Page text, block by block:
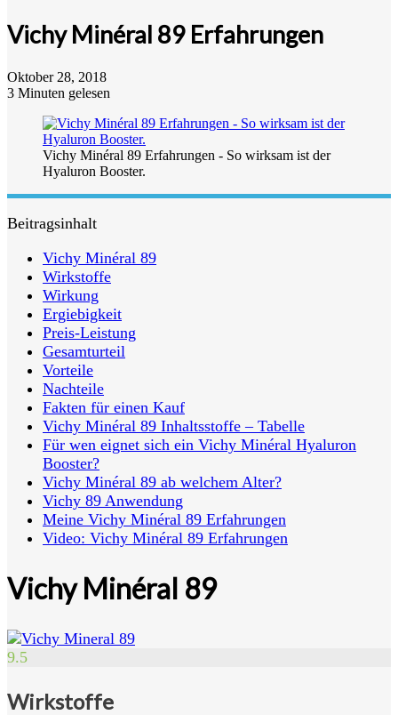
Vichy Minéral 89 Erfahrungen
Oktober 28, 2018
3 Minuten gelesen
Vichy Minéral 89 Erfahrungen - So wirksam ist der
Hyaluron Booster.
Beitragsinhalt
Vichy Minéral 89
Wirkstoffe
Wirkung
Ergiebigkeit
Preis-Leistung
Gesamturteil
Vorteile
Nachteile
Fakten für einen Kauf
Vichy Minéral 89 Inhaltsstoffe – Tabelle
Für wen eignet sich ein Vichy Minéral Hyaluron
Booster?
Vichy Minéral 89 ab welchem Alter?
Vichy 89 Anwendung
Meine Vichy Minéral 89 Erfahrungen
Video: Vichy Minéral 89 Erfahrungen
Vichy Minéral 89
9.5
Wirkstoffe